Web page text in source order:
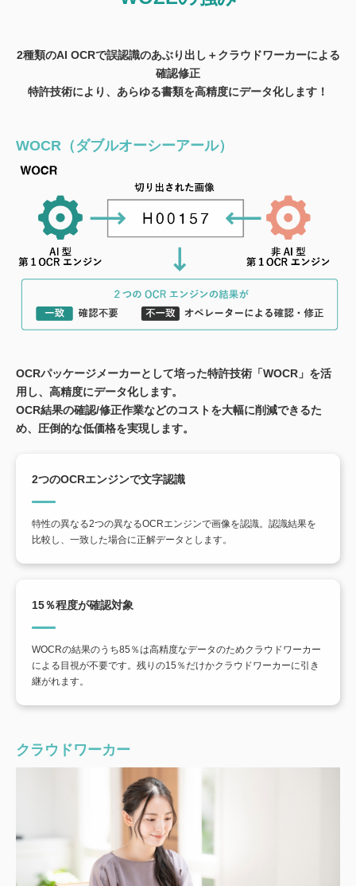
2種類のAI OCRで誤認識のあぶり出し＋クラウドワーカーによる
確認修正
特許技術により、あらゆる書類を高精度にデータ化します！
WOCR（ダブルオーシーアール）
OCRパッケージメーカーとして培った特許技術「WOCR」を活
用し、高精度にデータ化します。
OCR結果の確認/修正作業などのコストを大幅に削減できるた
め、圧倒的な低価格を実現します。
2つのOCRエンジンで文字認識
特性の異なる2つの異なるOCRエンジンで画像を認識。認識結果を
比較し、一致した場合に正解データとします。
15％程度が確認対象
WOCRの結果のうち85％は高精度なデータのためクラウドワーカー
による目視が不要です。残りの15％だけかクラウドワーカーに引き
継がれます。
クラウドワーカー